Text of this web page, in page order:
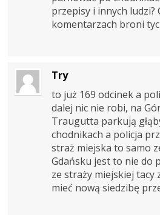
przepisy i innych ludzi?
komentarzach broni
Try
to już 169 odcinek a
dalej nic nie robi, na
Traugutta parkują
chodnikach a policja
straż miejska to samo
Gdańsku jest to nie do
ze straży miejskiej tacy
mieć nową siedzibę